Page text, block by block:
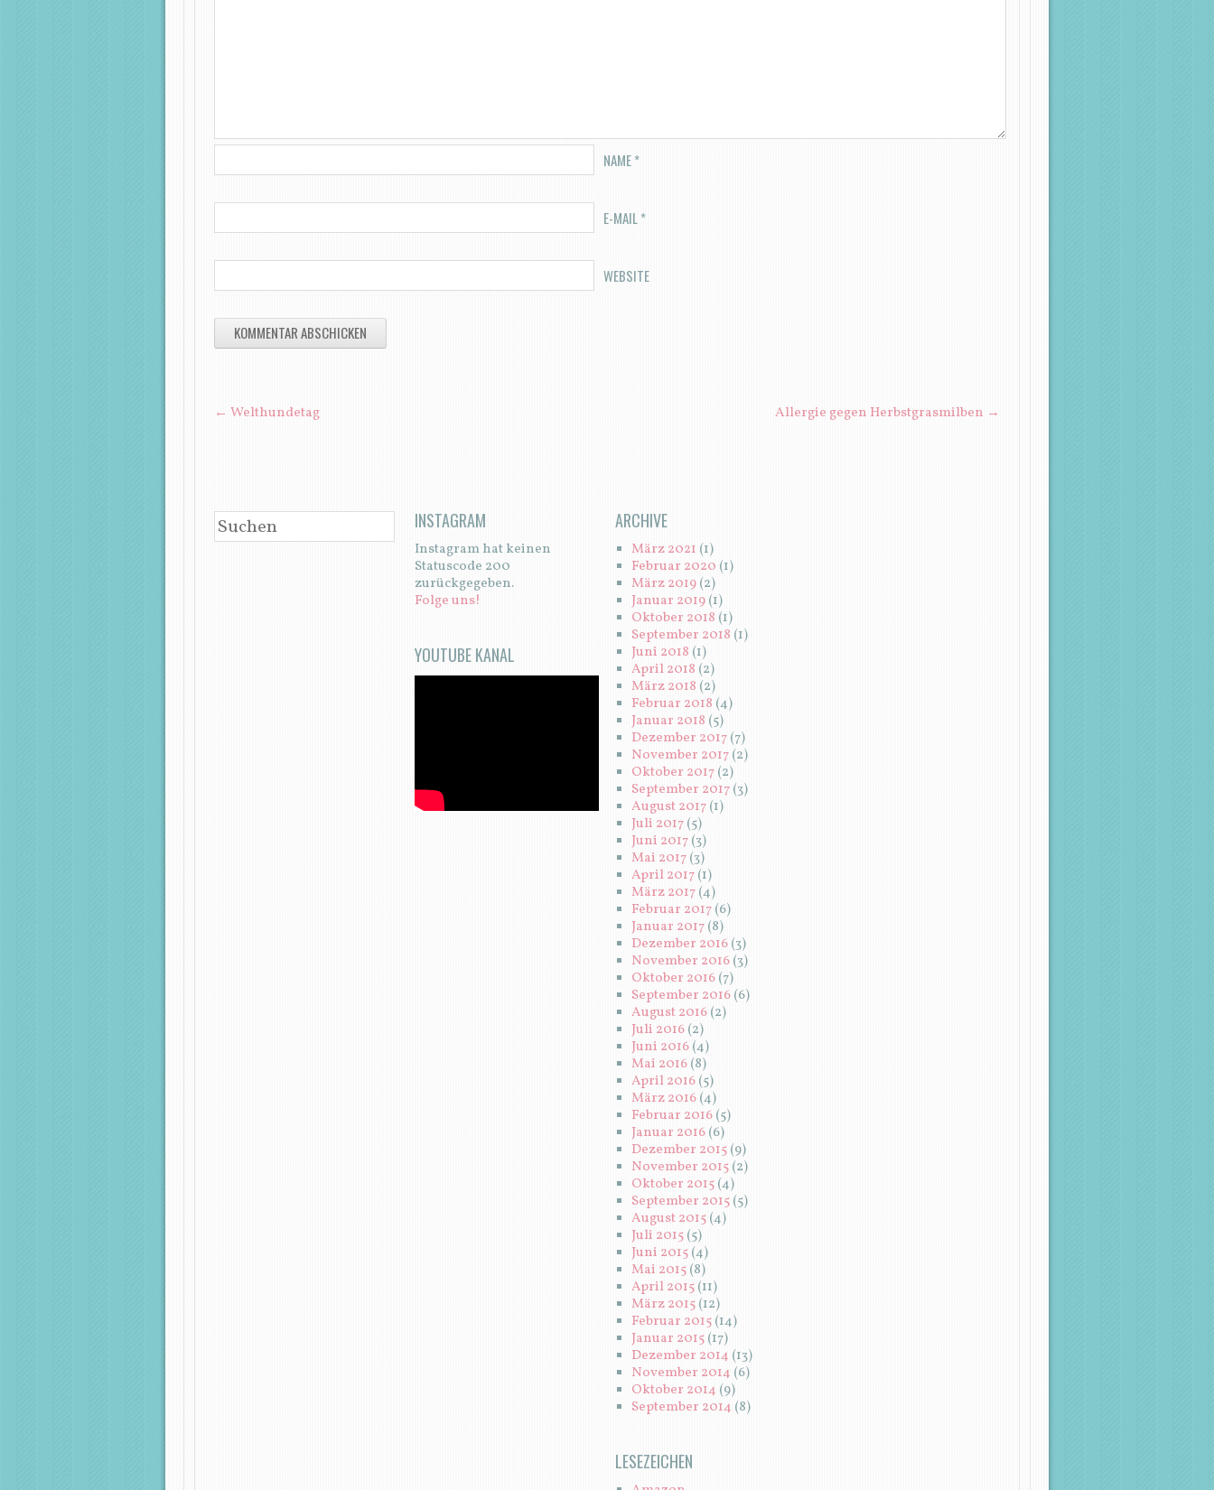
NAME*
E-MAIL *
WEBSITE
BEITRAGSNAVIGATION
← Welthundetag Allergie gegen Herbstgrasmilben →
SUCHEN INSTAGRAM
Instagram hat keinen
Statuscode 200
zurückgegeben.
Folge uns!
YOUTUBE KANAL
ARCHIVE
März 2021 (1)
Februar 2020 (1)
März 2019(2)
Januar 2019(1)
Oktober 2018 (1)
September 2018 (1)
Juni 2018 (1)
April 2018 (2)
März 2018 (2)
Februar 2018 (4)
Januar 2018 (5)
Dezember 2017(7)
November 2017(2)
Oktober 2017(2)
September 2017(3)
August 2017(1)
Juli 2017(5)
Juni 2017(3)
Mai 2017(3)
April 2017(1)
März 2017(4)
Februar 2017(6)
Januar 2017(8)
Dezember 2016(3)
November 2016(3)
Oktober 2016(7)
September 2016(6)
August 2016(2)
Juli 2016(2)
Juni 2016(4)
Mai 2016(8)
April 2016(5)
März 2016(4)
Februar 2016(5)
Januar 2016(6)
Dezember 2015(9)
November 2015(2)
Oktober 2015(4)
September 2015(5)
August 2015(4)
Juli 2015(5)
Juni 2015(4)
Mai 2015(8)
April 2015(11)
März 2015(12)
Februar 2015(14)
Januar 2015(17)
Dezember 2014 (13)
November 2014 (6)
Oktober 2014 (9)
September 2014 (8)
LESEZEICHEN